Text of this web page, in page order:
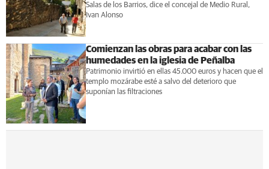
Salas de los Barrios, dice el concejal de Medio Rural,
Ivan Alonso
Comienzan las obras para acabar con las
humedades en la iglesia de Peñalba
Patrimonio invirtió en ellas 45.000 euros y hacen que el
templo mozárabe esté a salvo del deterioro que
suponían las filtraciones